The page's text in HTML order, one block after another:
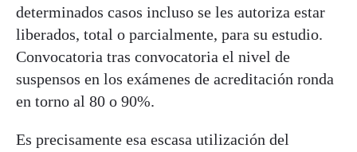
determinados casos incluso se les autoriza estar
liberados, total o parcialmente, para su estudio.
Convocatoria tras convocatoria el nivel de
suspensos en los exámenes de acreditación ronda
en torno al 80 o 90%.
Es precisamente esa escasa utilización del